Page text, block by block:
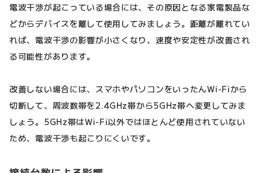
電波干渉が起こっている場合には、その原因となる家電製品な
どからデバイスを離して使用してみましょう。距離が離れてい
れば、電波干渉の影響が小さくなり、速度や安定性が改善され
る可能性があります。
改善しない場合には、スマホやパソコンをいったんWi-Fiから
切断して、周波数帯を2.4GHz帯から5GHz帯へ変更してみま
しょう。5GHz帯はWi-Fi以外ではほとんど使用されていない
ため、電波干渉も起こりにくいです。